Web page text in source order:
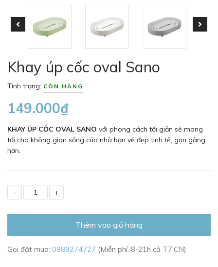
Khay úp cốc oval Sano
Tình trạng: CÒN HÀNG
149.000₫
KHAY ÚP CỐC OVAL SANO với phong cách tối giản sẽ mang
tới cho không gian sống của nhà bạn vẻ đẹp tinh tế, gọn gàng
hơn.
- +
Thêm vào giỏ hàng
Gọi đặt mua: 0989274727 (Miễn phí, 8-21h cả T7,CN)